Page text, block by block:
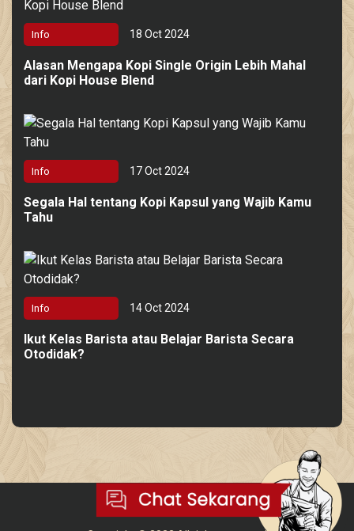
Info 18 Oct 2024
Alasan Mengapa Kopi Single Origin Lebih Mahal
dari Kopi House Blend
Info 17 Oct 2024
Segala Hal tentang Kopi Kapsul yang Wajib Kamu
Tahu
Info 14 Oct 2024
Ikut Kelas Barista atau Belajar Barista Secara
Otodidak?
bitka.database@gmail.com